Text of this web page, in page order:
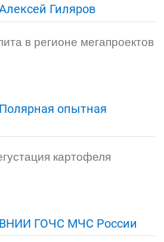
Гиляров
в регионе мегапроектов
опытная
картофеля
ВНИИ ГОЧС МЧС России